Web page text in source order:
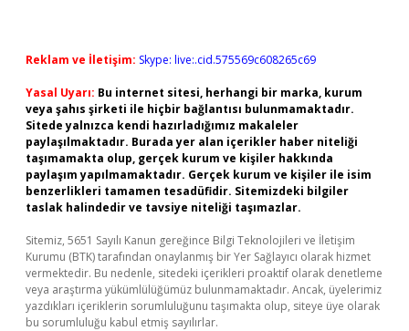
Reklam ve İletişim: Skype: live:.cid.575569c608265c69
Yasal Uyarı: Bu internet sitesi, herhangi bir marka, kurum
veya şahıs şirketi ile hiçbir bağlantısı bulunmamaktadır.
Sitede yalnızca kendi hazırladığımız makaleler
paylaşılmaktadır. Burada yer alan içerikler haber niteliği
taşımamakta olup, gerçek kurum ve kişiler hakkında
paylaşım yapılmamaktadır. Gerçek kurum ve kişiler ile isim
benzerlikleri tamamen tesadüfidir. Sitemizdeki bilgiler
taslak halindedir ve tavsiye niteliği taşımazlar.
Sitemiz, 5651 Sayılı Kanun gereğince Bilgi Teknolojileri ve İletişim
Kurumu (BTK) tarafından onaylanmış bir Yer Sağlayıcı olarak hizmet
vermektedir. Bu nedenle, sitedeki içerikleri proaktif olarak denetleme
veya araştırma yükümlülüğümüz bulunmamaktadır. Ancak, üyelerimiz
yazdıkları içeriklerin sorumluluğunu taşımakta olup, siteye üye olarak
bu sorumluluğu kabul etmiş sayılırlar.